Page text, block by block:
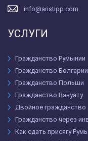
info@aristipp.com
УСЛУГИ
Гражданство Румынии
Гражданство Болгарии
Гражданство Польши
Гражданство Вануату
Двойное гражданство
Гражданство через
Как сдать присягу